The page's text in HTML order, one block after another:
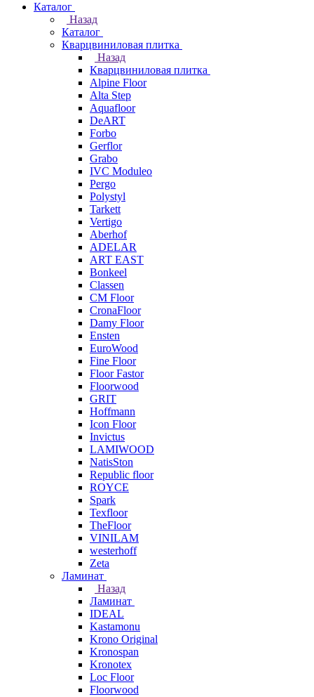
Каталог
Назад
Каталог
Кварцвиниловая плитка
Назад
Кварцвиниловая плитка
Alpine Floor
Alta Step
Aquafloor
DeART
Forbo
Gerflor
Grabo
IVC Moduleo
Pergo
Polystyl
Tarkett
Vertigo
Aberhof
ADELAR
ART EAST
Bonkeel
Classen
CM Floor
CronaFloor
Damy Floor
Ensten
EuroWood
Fine Floor
Floor Fastor
Floorwood
GRIT
Hoffmann
Icon Floor
Invictus
LAMIWOOD
NatisSton
Republic floor
ROYCE
Spark
Texfloor
TheFloor
VINILAM
westerhoff
Zeta
Ламинат
Назад
Ламинат
IDEAL
Kastamonu
Krono Original
Kronospan
Kronotex
Loc Floor
Floorwood